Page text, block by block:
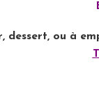
dessert, ou à